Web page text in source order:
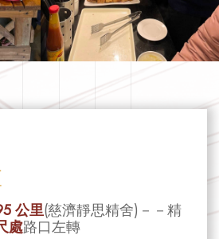
公里(慈濟靜思精舍)－－精
處路口左轉